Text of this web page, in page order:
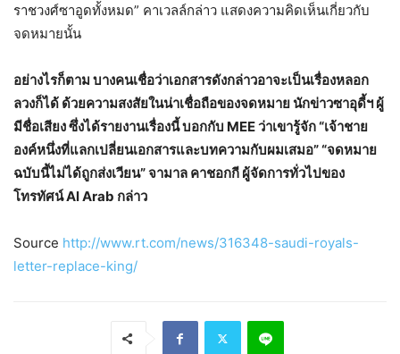
ราชวงศ์ซาอูดทั้งหมด” คาเวลล์กล่าว แสดงความคิดเห็นเกี่ยวกับ
จดหมายนั้น
อย่างไรก็ตาม บางคนเชื่อว่าเอกสารดังกล่าวอาจะเป็นเรื่องหลอก
ลวงก็ได้ ด้วยความสงสัยในน่าเชื่อถือของจดหมาย นักข่าวซาอุดี้ฯ ผู้
มีชื่อเสียง ซึ่งได้รายงานเรื่องนี้ บอกกับ MEE ว่าเขารู้จัก “เจ้าชาย
องค์หนึ่งที่แลกเปลี่ยนเอกสารและบทความกับผมเสมอ” “จดหมาย
ฉบับนี้ไม่ได้ถูกส่งเวียน” จามาล คาชอกกี ผู้จัดการทั่วไปของ
โทรทัศน์ Al Arab กล่าว
Source http://www.rt.com/news/316348-saudi-royals-
letter-replace-king/